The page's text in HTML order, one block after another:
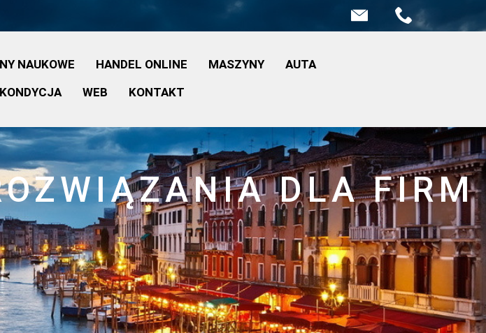
NAUKOWE HANDEL ONLINE MASZYNY
AUTA
KONDYCJA WEB KONTAKT
DLA FIRM